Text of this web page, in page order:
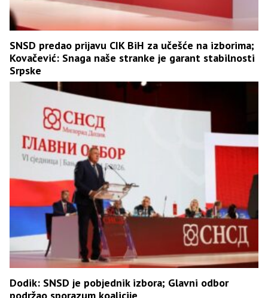
SNSD predao prijavu CIK BiH za učešće na izborima;
Kovačević: Snaga naše stranke je garant stabilnosti
Srpske
Dodik: SNSD je pobjednik izbora; Glavni odbor
podržao sporazum koalicije